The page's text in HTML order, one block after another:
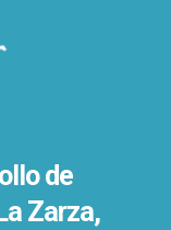
de
Zarza,